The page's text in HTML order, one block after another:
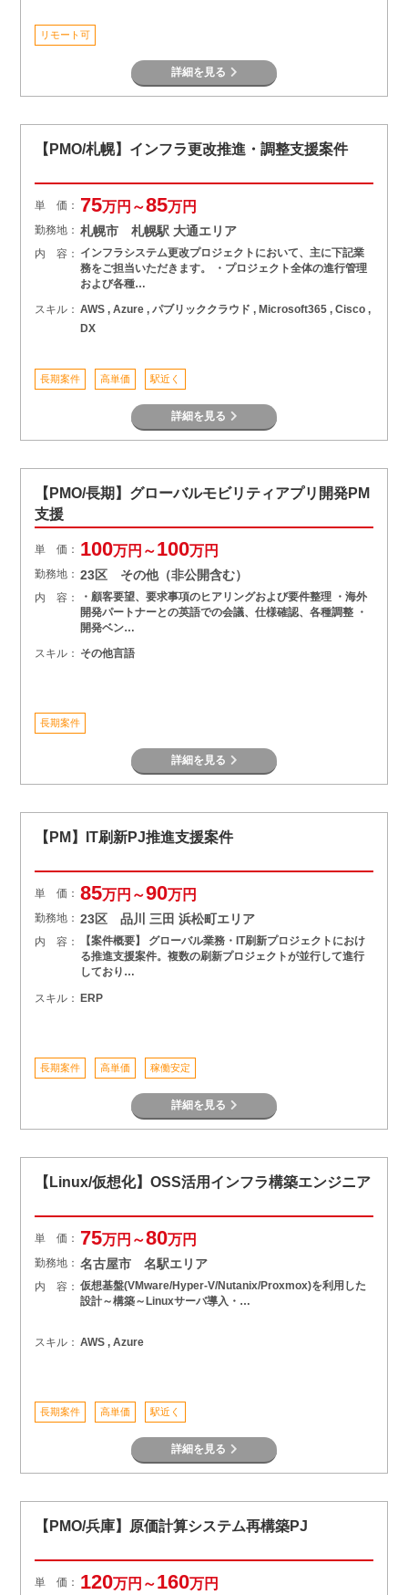
リモート可
詳細を見る
【PMO/札幌】インフラ更改推進・調整支援案件
単 価： 75万円～85万円
勤務地： 札幌市 札幌駅 大通エリア
内 容： インフラシステム更改プロジェクトにおいて、主に下記業
務をご担当いただきます。 ・プロジェクト全体の進行管理
および各種…
スキル： AWS , Azure , パブリッククラウド , Microsoft365 , Cisco ,
DX
長期案件 高単価 駅近く
詳細を見る
【PMO/長期】グローバルモビリティアプリ開発PM
支援
単 価： 100万円～100万円
勤務地： 23区 その他（非公開含む）
内 容：
・顧客要望、要求事項のヒアリングおよび要件整理 ・海外
開発パートナーとの英語での会議、仕様確認、各種調整 ・
開発ベン…
スキル： その他言語
長期案件
詳細を見る
【PM】IT刷新PJ推進支援案件
単 価： 85万円～90万円
勤務地： 23区 品川 三田 浜松町エリア
内 容：
【案件概要】 グローバル業務・IT刷新プロジェクトにおけ
る推進支援案件。複数の刷新プロジェクトが並行して進行
しており…
スキル： ERP
長期案件 高単価 稼働安定
詳細を見る
【Linux/仮想化】OSS活用インフラ構築エンジニア
単 価： 75万円～80万円
勤務地： 名古屋市 名駅エリア
内 容： 仮想基盤(VMware/Hyper-V/Nutanix/Proxmox)を利用した
設計～構築～Linuxサーバ導入・…
スキル： AWS , Azure
長期案件 高単価 駅近く
詳細を見る
【PMO/兵庫】原価計算システム再構築PJ
単 価： 120万円～160万円